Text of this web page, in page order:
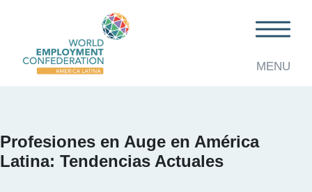
MENU
Profesiones en Auge en América
Latina: Tendencias Actuales